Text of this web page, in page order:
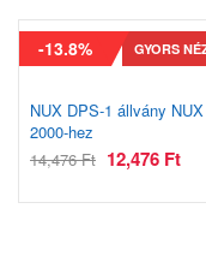
-13.8% GYORS
NUX DPS-1 állvány
2000-hez
14,476Ft 12,476 Ft